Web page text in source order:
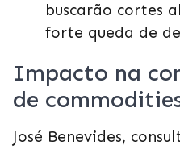
buscarão cortes
forte queda de
Impacto na
de
José Benevides,